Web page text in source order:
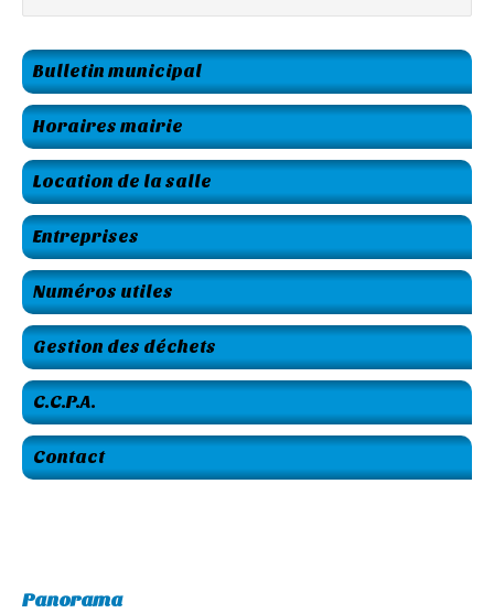
Bulletin municipal
Horaires mairie
Location de la salle
Entreprises
Numéros utiles
Gestion des déchets
C.C.P.A.
Contact
Panorama